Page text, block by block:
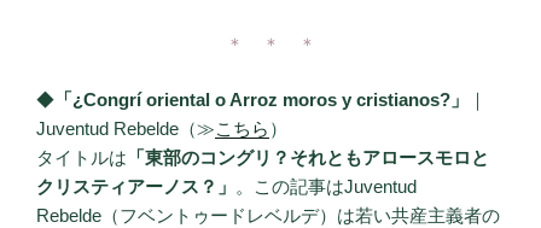
＊ ＊ ＊
◆ 「¿Congrí oriental o Arroz moros y cristianos?」
｜
Juventud Rebelde（≫こちら ）
タイトルは 「東部のコングリ？それともアロースモロと
クリスティアーノス？」 。この記事はJuventud
Rebelde（フベントゥードレベルデ）は若い共産主義者の